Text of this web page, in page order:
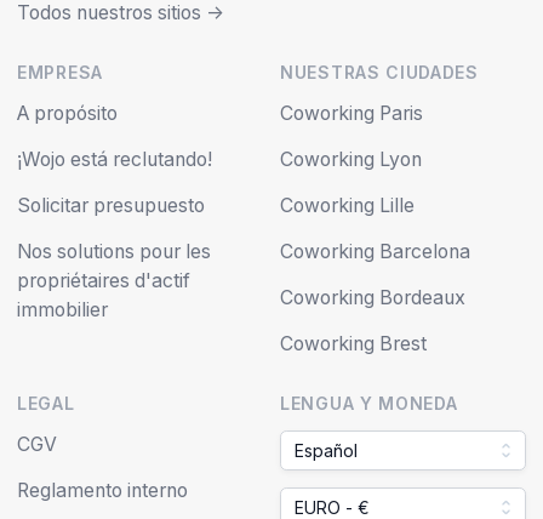
Todos nuestros sitios ->
EMPRESA
A propósito
¡Wojo está reclutando!
Solicitar presupuesto
Nos solutions pour les
propriétaires d'actif
immobilier
NUESTRAS CIUDADES
Coworking Paris
Coworking Lyon
Coworking Lille
Coworking Barcelona
Coworking Bordeaux
Coworking Brest
LEGAL
CGV
Reglamento interno
LENGUA Y MONEDA
Español
EURO - €